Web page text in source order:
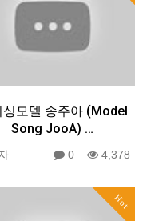
싱모델 송주아 (Model
Song JooA) …
0 4,378
Hot